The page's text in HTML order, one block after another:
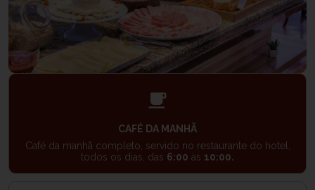
CAFÉ DA MANHÃ
Café da manhã completo, servido no restaurante do hotel,
todos os dias, das 6:00 às 10:00.